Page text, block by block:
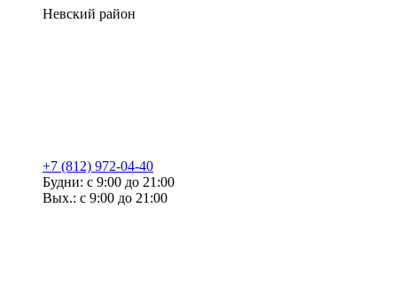
Невский район
+7 (812) 972-04-40
Будни: с 9:00 до 21:00
Вых.: с 9:00 до 21:00